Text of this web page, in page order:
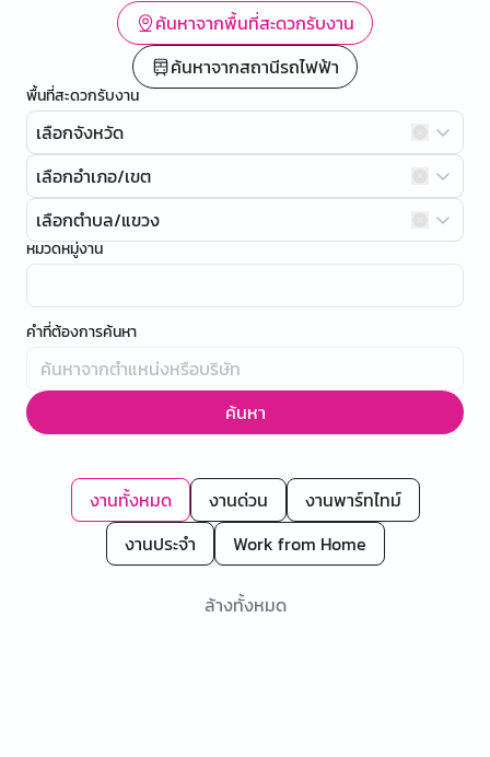
ค้นหาจากพื้นที่สะดวกรับงาน
ค้นหาจากสถานีรถไฟฟ้า
พื้นที่สะดวกรับงาน
เลือกจังหวัด
เลือกอำเภอ/เขต
เลือกตำบล/แขวง
หมวดหมู่งาน
คำที่ต้องการค้นหา
ค้นหา
งานทั้งหมด งานด่วน
งานพาร์ทไทม์
งานประจำ
Work from Home
ล้างทั้งหมด